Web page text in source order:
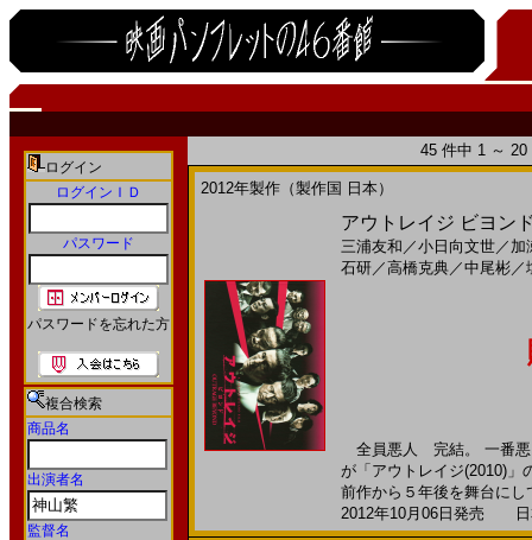
ログイン
ログインＩＤ
パスワード
パスワードを忘れた方
複合検索
商品名
出演者名
監督名
45 件中 1 ～
2012年製作（製作国 日本）
アウトレイジ ビヨン
三浦友和 ／小日向文世／ 加
石研／高橋克典／中尾彬／
全員悪人 完結。 一番悪
が「アウトレイジ(2010)」
前作から５年後を舞台にし
2012年10月06日発売 日